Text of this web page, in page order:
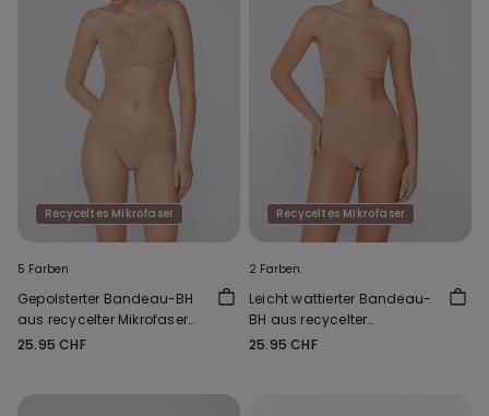
Recyceltes Mikrofaser
5 Farben
Gepolsterter Bandeau-BH
aus recycelter Mikrofaser
mit Ausschnitt
25.95 CHF
Recyceltes Mikrofaser
2 Farben
Leicht wattierter Bandeau-
BH aus recycelter
Mikrofaser Full Coverage
25.95 CHF